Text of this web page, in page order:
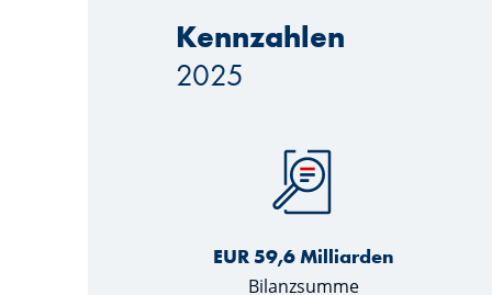
Kennzahlen
2025
EUR 59,6 Milliarden
Bilanzsumme